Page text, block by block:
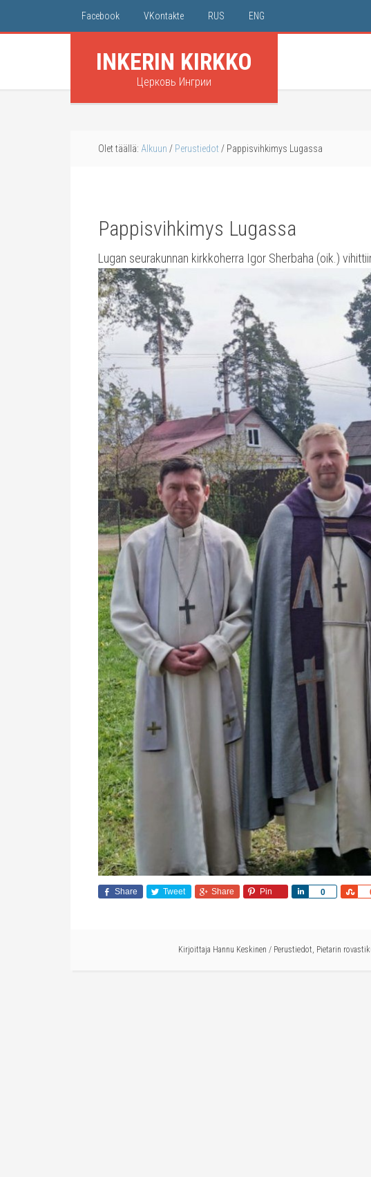
Facebook VKontakte RUS ENG
INKERIN KIRKKO
Церковь Ингрии
Olet täällä: Alkuun / Perustiedot / Pappisvihkimys Lugassa
Pappisvihkimys Lugassa
Lugan seurakunnan kirkkoherra Igor Sherbaha (oik.)
Share Tweet Share Pin 0
Share
Kirjoittaja Hannu Keskinen / Perustiedot, Pietarin